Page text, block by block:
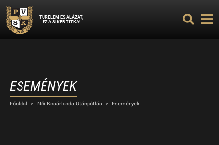
TÜRELEM ÉS ALÁZAT,
EZ A SIKER TITKA!
ESEMÉNYEK
Főoldal > Női Kosárlabda Utánpótlás > Események